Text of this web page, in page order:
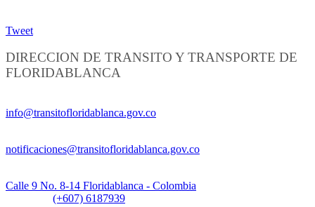
Tweet
DIRECCION DE TRANSITO Y TRANSPORTE DE
FLORIDABLANCA
info@transitofloridablanca.gov.co
notificaciones@transitofloridablanca.gov.co
Calle 9 No. 8-14 Floridablanca - Colombia
(+607) 6187939